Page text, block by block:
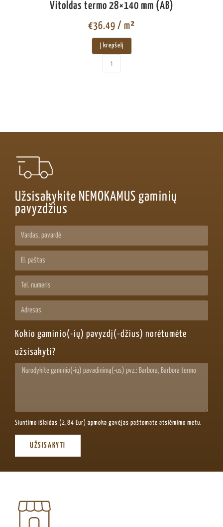
Vitoldas termo 28×140 mm (AB)
€36.49 / m²
Į krepšelį
Užsisakykite NEMOKAMUS gaminių
pavyzdžius
Kokio gaminio(-ių) pavyzdį(-džius) norėtumėte
užsisakyti?
Siuntimo išlaidas (2,84 Eur) apmoka gavėjas paštomate atsiėmimo metu.
UŽSISAKYTI